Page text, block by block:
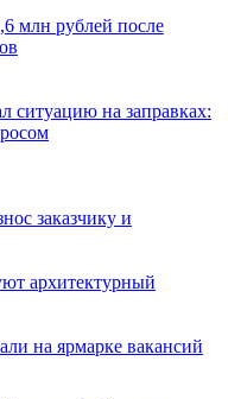
млн рублей после
ситуацию на заправках:
заказчику и
архитектурный
на ярмарке вакансий